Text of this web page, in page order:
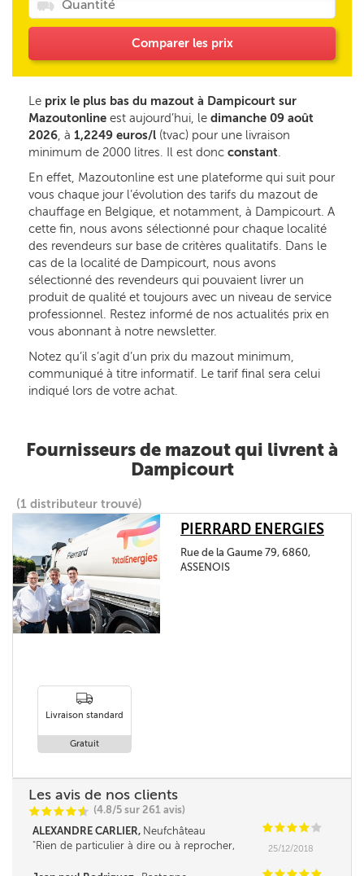
Comparer les prix
Le prix le plus bas du mazout à Dampicourt sur
Mazoutonline est aujourd’hui, le dimanche 09 août
2026, à 1,2249 euros/l (tvac) pour une livraison
minimum de 2000 litres. Il est donc constant.
En effet, Mazoutonline est une plateforme qui suit pour
vous chaque jour l’évolution des tarifs du mazout de
chauffage en Belgique, et notamment, à Dampicourt. A
cette fin, nous avons sélectionné pour chaque localité
des revendeurs sur base de critères qualitatifs. Dans le
cas de la localité de Dampicourt, nous avons
sélectionné des revendeurs qui pouvaient livrer un
produit de qualité et toujours avec un niveau de service
professionnel. Restez informé de nos actualités prix en
vous abonnant à notre newsletter.
Notez qu’il s’agit d’un prix du mazout minimum,
communiqué à titre informatif. Le tarif final sera celui
indiqué lors de votre achat.
Fournisseurs de mazout qui livrent à
Dampicourt
(1 distributeur trouvé)
PIERRARD ENERGIES
Rue de la Gaume 79, 6860,
ASSENOIS
Livraison standard
Gratuit
Les avis de nos clients
CCCCi
@ (4.8/5 sur 261 avis)
ALEXANDRE CARLIER, Neufchâteau CCCC C
Rien de particulier à dire ou à reprocher,
prochain en espérant une baisse du mazout de
25/12/2018